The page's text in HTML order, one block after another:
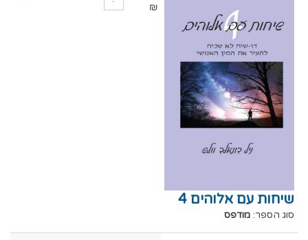
שיחות עם אלוהים 4
סוג הספר: מודפס
₪